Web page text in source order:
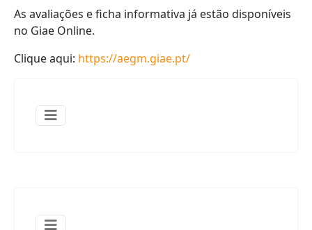
As avaliações e ficha informativa já estão disponíveis
no Giae Online.
Clique aqui: https://aegm.giae.pt/